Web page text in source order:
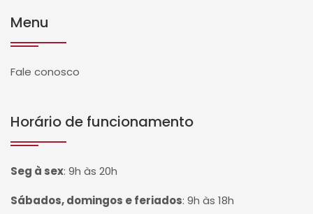
Menu
Fale conosco
Horário de funcionamento
Seg à sex: 9h às 20h
Sábados, domingos e feriados: 9h às 18h